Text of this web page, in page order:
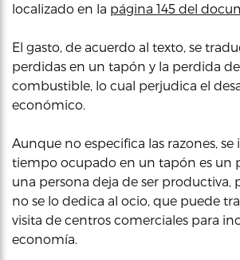
localizado en la página 145 del
El gasto, de acuerdo al texto, se
perdidas en un tapón y la perdida
combustible, lo cual perjudica el
económico.
Aunque no especifica las razones, se
tiempo ocupado en un tapón es un
una persona deja de ser productiva,
no se lo dedica al ocio, que puede
visita de centros comerciales para
economía.